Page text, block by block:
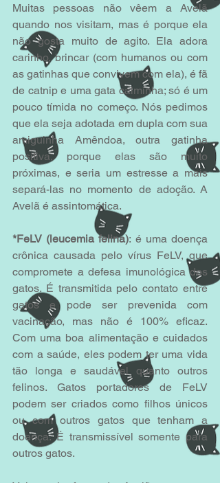
Muitas pessoas não vêem a Avelã
quando nos visitam, mas é porque ela
não gosta muito de agito. Ela adora
carinho, brincar (com humanos ou com
as gatinhas que convivem com ela), é fã
de catnip e uma gata calminha; só é um
pouco tímida no começo. Nós pedimos
que ela seja adotada em dupla com sua
amiguinha Amêndoa, outra gatinha
positiva, porque elas são muito
próximas, e seria um estresse a mais
separá-las no momento de adoção. A
Avelã é assintomática.
*FeLV (leucemia felina): é uma doença
crônica causada pelo vírus FeLV, que
compromete a defesa imunológica dos
gatos. É transmitida pelo contato entre
gatos e pode ser prevenida com
vacinação, mas não é 100% eficaz.
Com uma boa alimentação e cuidados
com a saúde, eles podem ter uma vida
tão longa e saudável quanto outros
felinos. Gatos portadores de FeLV
podem ser criados como filhos únicos
ou com outros gatos que tenham a
doença. É transmissível somente para
outros gatos.